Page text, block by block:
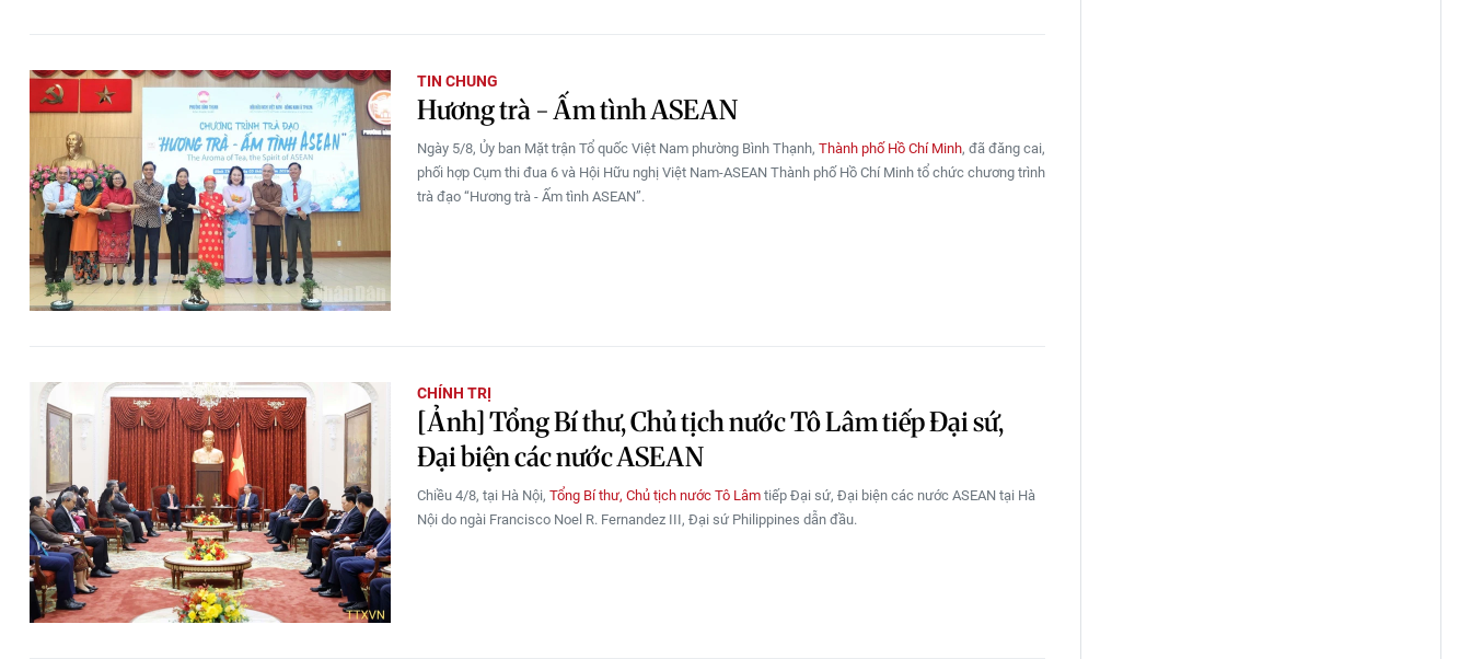
TIN CHUNG
Hương trà - Ấm tình ASEAN
Ngày 5/8, Ủy ban Mặt trận Tổ quốc Việt Nam phường Bình Thạnh, Thành phố Hồ Chí Minh, đã đăng cai,
phối hợp Cụm thi đua 6 và Hội Hữu nghị Việt Nam-ASEAN Thành phố Hồ Chí Minh tổ chức chương trình
trà đạo “Hương trà - Ấm tình ASEAN”.
CHÍNH TRỊ
[Ảnh] Tổng Bí thư, Chủ tịch nước Tô Lâm tiếp Đại sứ,
Đại biện các nước ASEAN
Chiều 4/8, tại Hà Nội, Tổng Bí thư, Chủ tịch nước Tô Lâm tiếp Đại sứ, Đại biện các nước ASEAN tại Hà
Nội do ngài Francisco Noel R. Fernandez III, Đại sứ Philippines dẫn đầu.